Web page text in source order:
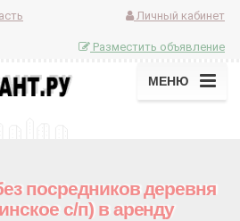
Личный кабинет
Разместить объявление
МЕНЮ
посредников деревня
с/п) в аренду